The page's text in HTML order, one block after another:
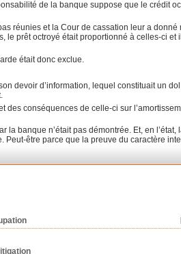
de la banque suppose que le crédit
réunies et la Cour de cassation leur a donné
le prêt octroyé était proportionné à celles-ci et
était donc exclue.
devoir d’information, lequel constituait un
des conséquences de celle-ci sur
banque n’était pas démontrée. Et, en l’état,
être parce que la preuve du caractère